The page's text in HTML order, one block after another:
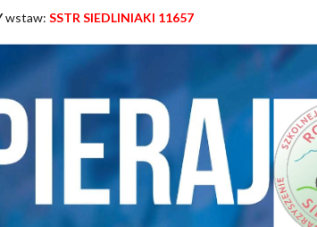
wstaw: SSTR SIEDLINIAKI 11657